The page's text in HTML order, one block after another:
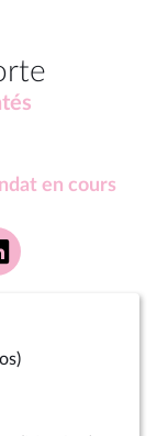
en cours